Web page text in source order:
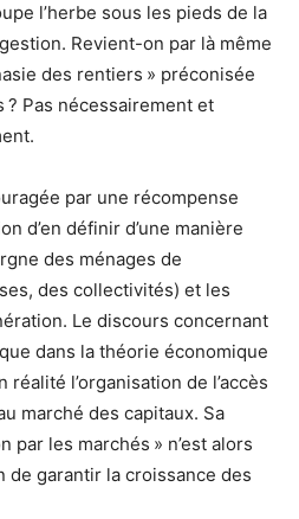
l’herbe sous les pieds de la
Revient-on par là même
des rentiers » préconisée
? Pas nécessairement et
par une récompense
d’en définir d’une manière
des ménages de
des collectivités) et les
Le discours concernant
dans la théorie économique
l’organisation de l’accès
marché des capitaux. Sa
par les marchés » n’est alors
de garantir la croissance des